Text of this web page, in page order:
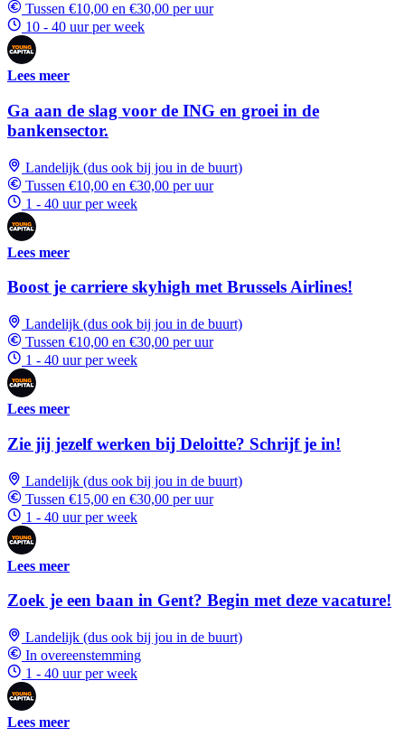
Tussen €10,00 en €30,00 per uur
10 - 40 uur per week
Lees meer
Ga aan de slag voor de ING en groei in de
bankensector.
Landelijk (dus ook bij jou in de buurt)
Tussen €10,00 en €30,00 per uur
1 - 40 uur per week
Lees meer
Boost je carriere skyhigh met Brussels Airlines!
Landelijk (dus ook bij jou in de buurt)
Tussen €10,00 en €30,00 per uur
1 - 40 uur per week
Lees meer
Zie jij jezelf werken bij Deloitte? Schrijf je in!
Landelijk (dus ook bij jou in de buurt)
Tussen €15,00 en €30,00 per uur
1 - 40 uur per week
Lees meer
Zoek je een baan in Gent? Begin met deze vacature!
Landelijk (dus ook bij jou in de buurt)
In overeenstemming
1 - 40 uur per week
Lees meer